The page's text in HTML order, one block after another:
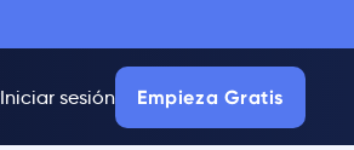
Iniciar sesión Empieza Gratis